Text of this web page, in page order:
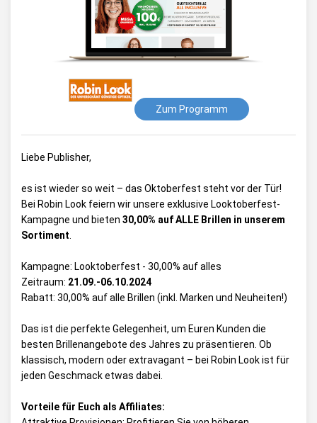
Zum Programm
Liebe Publisher,
es ist wieder so weit – das Oktoberfest steht vor der Tür!
Bei Robin Look feiern wir unsere exklusive Looktoberfest-
Kampagne und bieten 30,00% auf ALLE Brillen in unserem
Sortiment
Kampagne: Looktoberfest - 30,00% auf alles
Zeitraum: 21.09.-06.10.2024
Rabatt: 30,00% auf alle Brillen (inkl. Marken und Neuheiten!)
Das ist die perfekte Gelegenheit, um Euren Kunden die
besten Brillenangebote des Jahres zu präsentieren. Ob
klassisch, modern oder extravagant – bei Robin Look ist für
jeden Geschmack etwas dabei.
Vorteile für Euch als Affiliates: